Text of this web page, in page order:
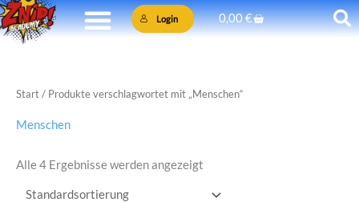
Zum
Inhalt
Login 0,00€Warenkorb
Start/ Produkte verschlagwortet mit „Menschen“
Menschen
Alle 4 Ergebnisse werden angezeigt